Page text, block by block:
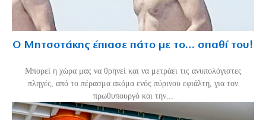
Ο Μητσοτάκης έπιασε πάτο με το… σπαθί του!
Mπορεί η χώρα μας να θρηνεί και να μετράει τις ανυπολόγιστες
πληγές, από το πέρασμα ακόμα ενός πύρινου εφιάλτη, για τον
πρωθυπουργό και την...